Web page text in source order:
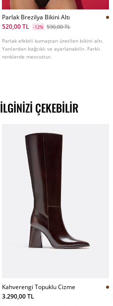
Parlak Brezilya Bikini Altı
520,00 TL
-12% 590,00 TL
Parlak efektli kumaştan üretilen bikini altı.
Yanlardan bağcıklı ve ayarlanabilir. Farklı
renklerde mevcuttur.
İLGINIZI ÇEKEBILIR
Kahverengi Topuklu Cizme
3.290,00 TL